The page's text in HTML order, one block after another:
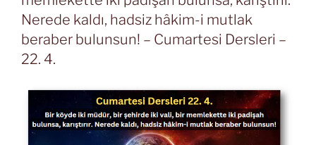
Nerede kaldı, hadsiz hâkim-i mutlak
beraber bulunsun! – Cumartesi Dersleri –
22. 4.